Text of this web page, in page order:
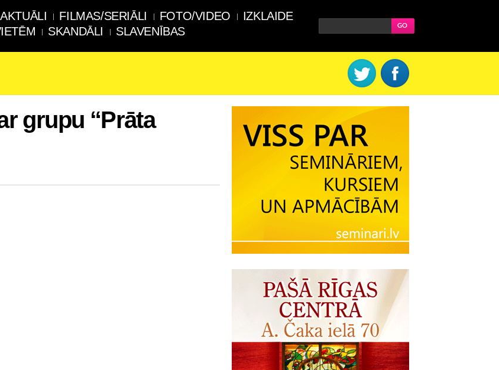
AKTUĀLI FILMAS/SERIĀLI FOTO/VIDEO
IZKLAIDE
SKANDĀLI SLAVENĪBAS
grupu “Prāta